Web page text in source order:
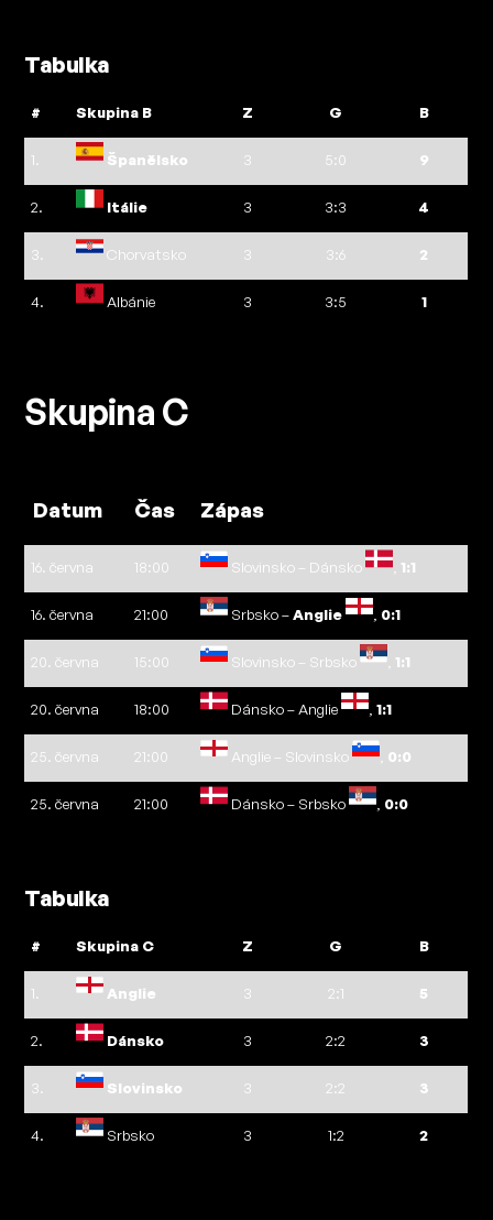
Tabulka
# Skupina B Z G B
1. Španělsko 3 5:0 9
2. Itálie 3 3:3 4
3. Chorvatsko 3 3:6 2
4. Albánie 3 3:5 1
Skupina C
Datum Čas Zápas
16. června 18:00 Slovinsko – Dánsko 1:1
16. června 21:00 Srbsko –Anglie 0:1
20. června 15:00 Slovinsko – Srbsko 1:1
20. června 18:00 Dánsko – Anglie ,1:1
25. června 21:00 Anglie – Slovinsko 0:0
25. června 21:00 Dánsko – Srbsko 0:0
Tabulka
# Skupina C Z G B
1. Anglie 3 2:1 5
2. Dánsko 3 2:2 3
3. Slovinsko 3 2:2 3
4. Srbsko 3 1:2 2